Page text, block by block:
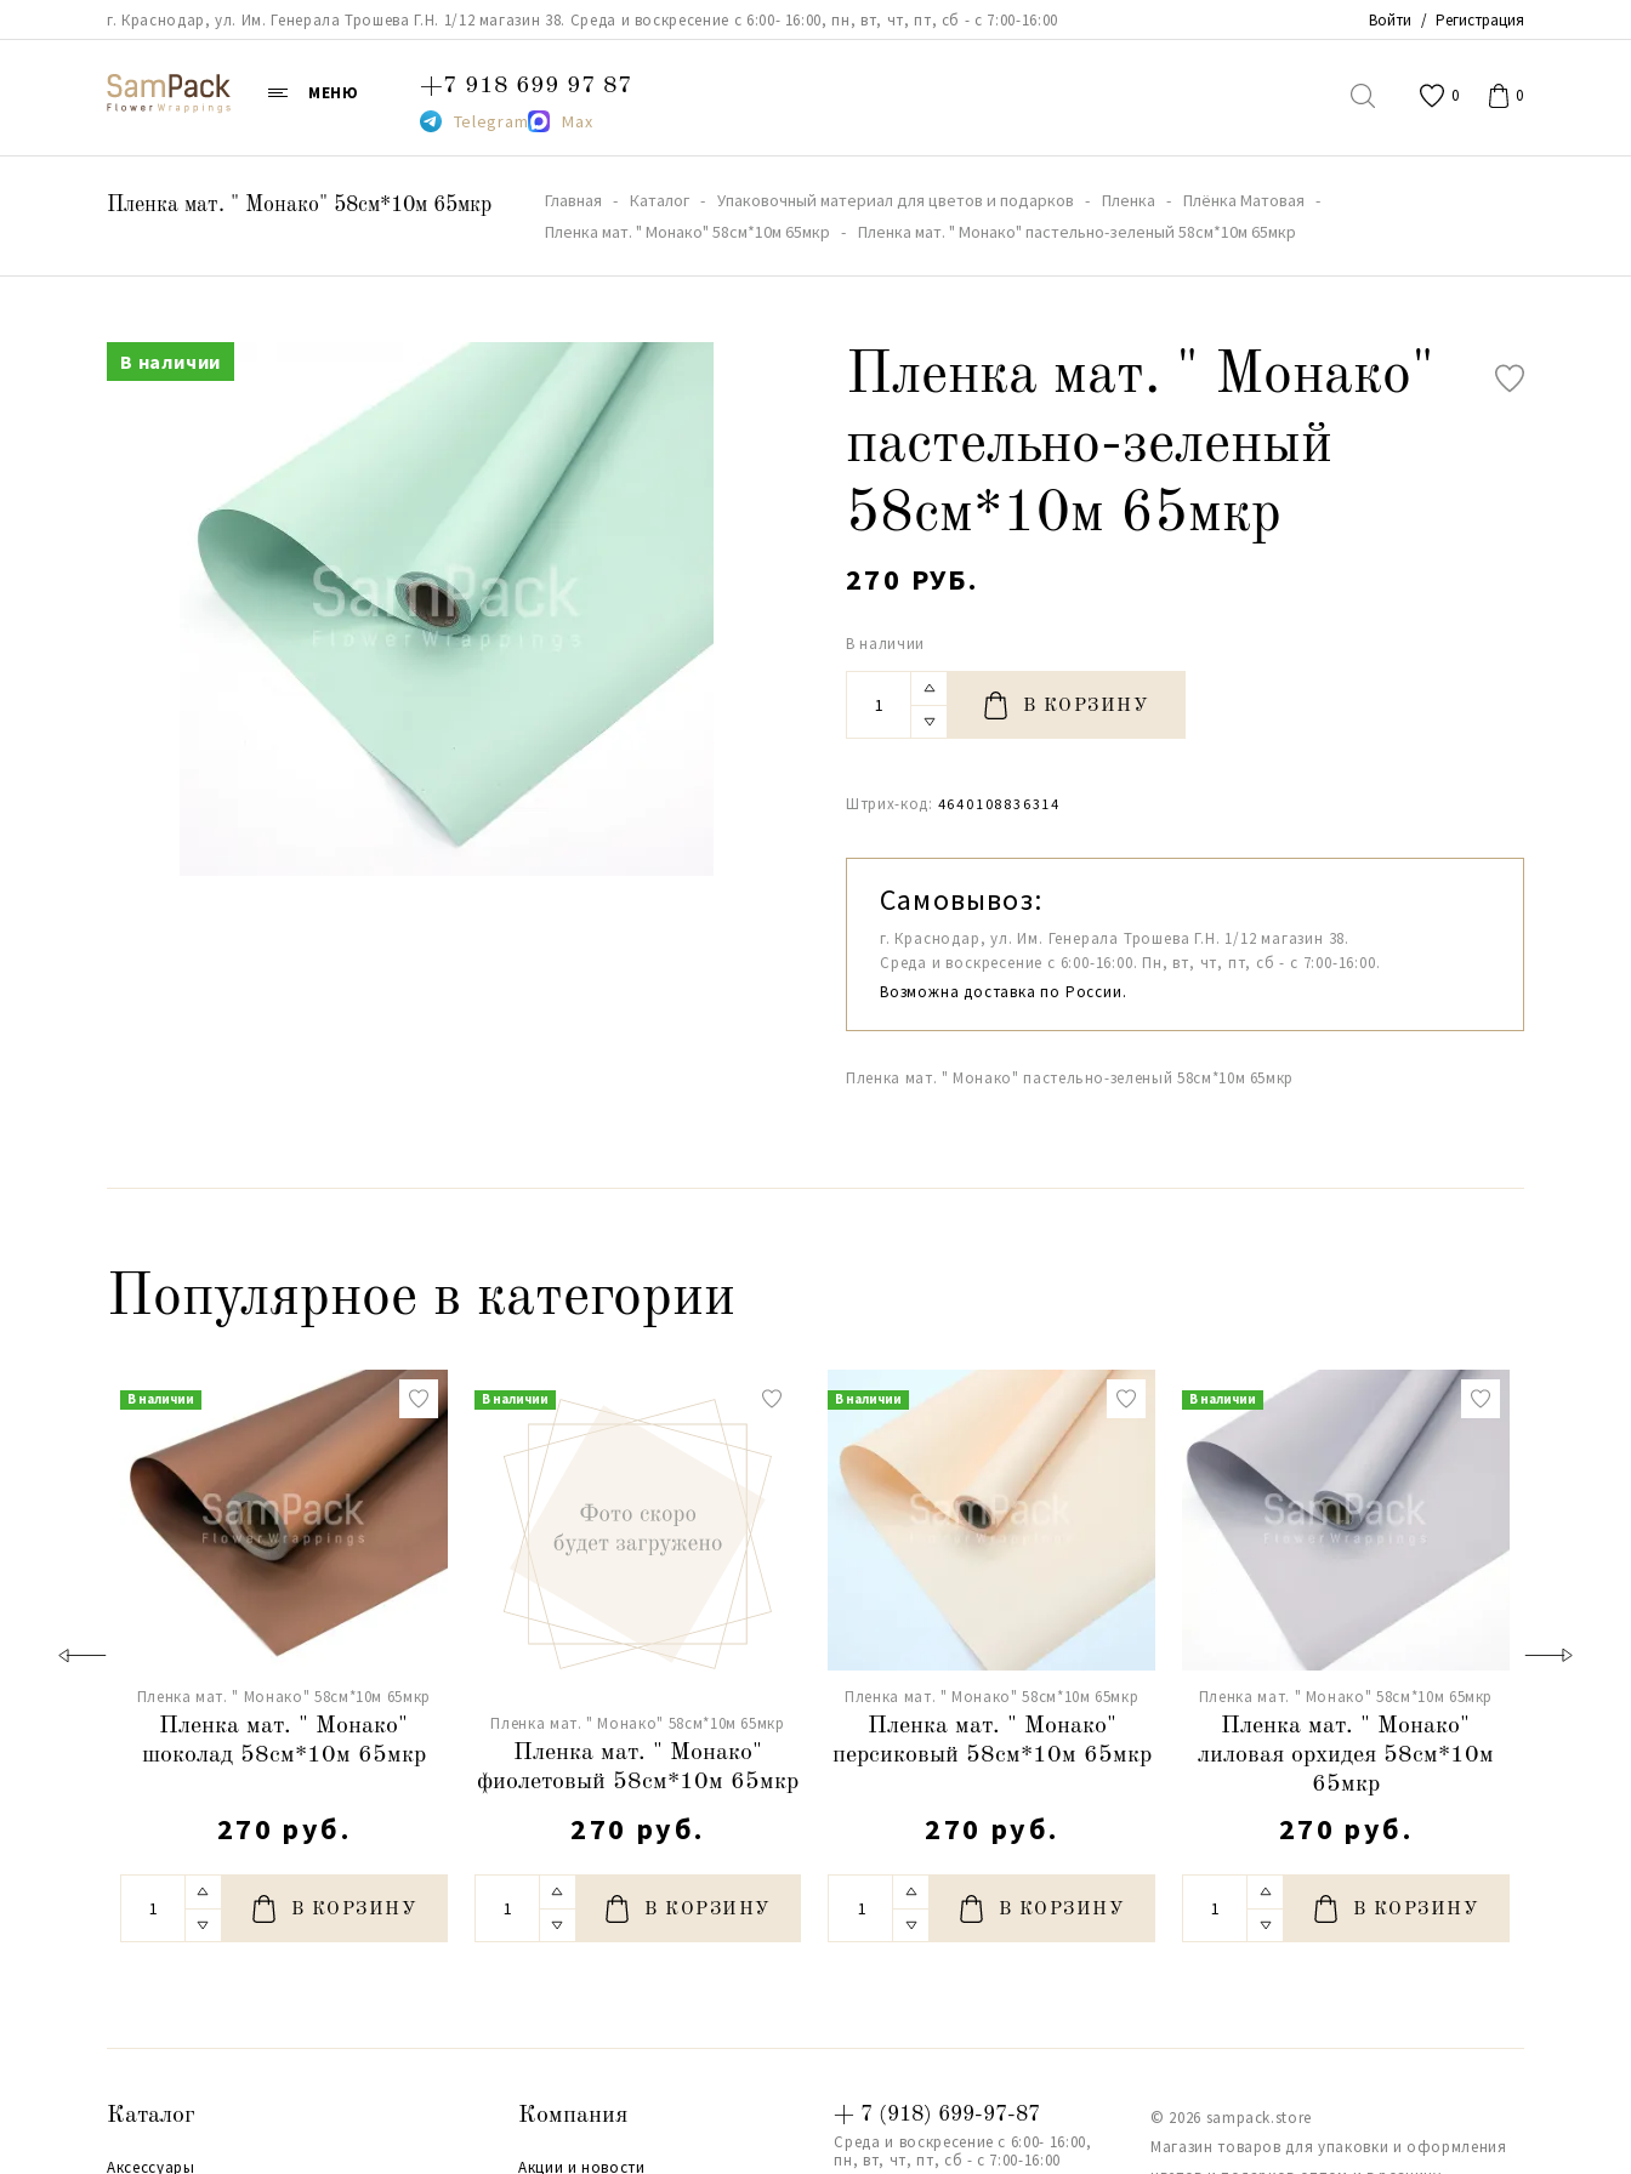
г. Краснодар, ул. Им. Генерала Трошева Г.Н. 1/12 магазин 38. Среда и воскресение с 6:00- 16:00, пн, вт, чт, пт, сб - с 7:00-16:00 Войти / Регистрация
МЕНЮ +7 918 699 97 87
Telegram Max
0 0
Пленка мат. " Монако" 58см*10м 65мкр Главная Каталог Упаковочный материал для цветов и подарков Пленка
Плёнка Матовая
Пленка мат. " Монако" 58см*10м 65мкр
Пленка мат. " Монако" пастельно-зеленый 58см*10м 65мкр
В наличии
Пленка мат. " Монако"
пастельно-зеленый
58см*10м 65мкр
270 РУБ.
В наличии
В КОРЗИНУ
Штрих-код: 4640108836314
Самовывоз:
г. Краснодар, ул. Им. Генерала Трошева Г.Н. 1/12 магазин 38.
Среда и воскресение с 6:00-16:00. Пн, вт, чт, пт, сб - с 7:00-16:00.
Возможна доставка по России.
Пленка мат. " Монако" пастельно-зеленый 58см*10м 65мкр
Популярное в категории
В наличии
Пленка мат. " Монако" 58см*10м 65мкр
Пленка мат. " Монако"
шоколад 58см*10м 65мкр
270 руб.
В КОРЗИНУ
В наличии
Пленка мат. " Монако" 58см*10м 65мкр
Пленка мат. " Монако"
фиолетовый 58см*10м 65мкр
270 руб.
В КОРЗИНУ
В наличии
Пленка мат. " Монако" 58см*10м 65мкр
Пленка мат. " Монако"
персиковый 58см*10м 65мкр
270 руб.
В КОРЗИНУ
В наличии
Пленка мат. " Монако" 58см*10м 65мкр
Пленка мат. " Монако"
лиловая орхидея 58см*10м
65мкр
270 руб.
В КОРЗИНУ
Каталог
Аксессуары
Компания
Акции и новости
+ 7 (918) 699-97-87
Среда и воскресение с 6:00- 16:00,
пн, вт, чт, пт, сб - с 7:00-16:00
© 2026 sampack.store
Магазин товаров для упаковки и оформления